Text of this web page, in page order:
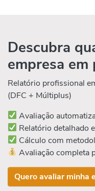
Descubra
empresa em
Relatório profissional
(DFC + Múltiplus)
Avaliação
Relatório detalhado e
Cálculo com
Avaliação completa
Quero avaliar minha